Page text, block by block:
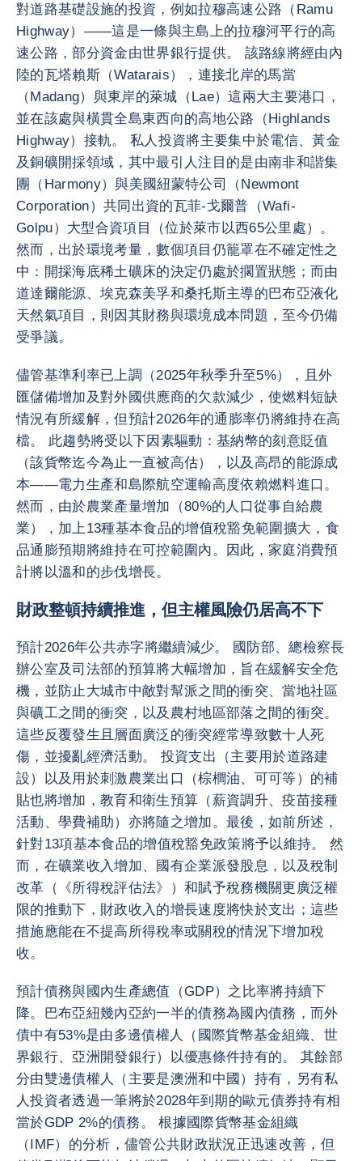
對道路基礎設施的投資，例如拉穆高速公路（Ramu
Highway）——這是一條與主島上的拉穆河平行的高
速公路，部分資金由世界銀行提供。 該路線將經由內
陸的瓦塔賴斯（Watarais），連接北岸的馬當
（Madang）與東岸的萊城（Lae）這兩大主要港口，
並在該處與橫貫全島東西向的高地公路（Highlands
Highway）接軌。 私人投資將主要集中於電信、黃金
及銅礦開採領域，其中最引人注目的是由南非和諧集
團（Harmony）與美國紐蒙特公司（Newmont
Corporation）共同出資的瓦菲-戈爾普（Wafi-
Golpu）大型合資項目（位於萊市以西65公里處）。
然而，出於環境考量，數個項目仍籠罩在不確定性之
中：開採海底稀土礦床的決定仍處於擱置狀態；而由
道達爾能源、埃克森美孚和桑托斯主導的巴布亞液化
天然氣項目，則因其財務與環境成本問題，至今仍備
受爭議。
儘管基準利率已上調（2025年秋季升至5%），且外
匯儲備增加及對外國供應商的欠款減少，使燃料短缺
情況有所緩解，但預計2026年的通膨率仍將維持在高
檔。 此趨勢將受以下因素驅動：基納幣的刻意貶值
（該貨幣迄今為止一直被高估），以及高昂的能源成
本——電力生產和島際航空運輸高度依賴燃料進口。
然而，由於農業產量增加（80%的人口從事自給農
業），加上13種基本食品的增值稅豁免範圍擴大，食
品通膨預期將維持在可控範圍內。因此，家庭消費預
計將以溫和的步伐增長。
財政整頓持續推進，但主權風險仍居高不下
預計2026年公共赤字將繼續減少。 國防部、總檢察長
辦公室及司法部的預算將大幅增加，旨在緩解安全危
機，並防止大城市中敵對幫派之間的衝突、當地社區
與礦工之間的衝突，以及農村地區部落之間的衝突。
這些反覆發生且層面廣泛的衝突經常導致數十人死
傷，並擾亂經濟活動。 投資支出（主要用於道路建
設）以及用於刺激農業出口（棕櫚油、可可等）的補
貼也將增加，教育和衛生預算（薪資調升、疫苗接種
活動、學費補助）亦將隨之增加。最後，如前所述，
針對13項基本食品的增值稅豁免政策將予以維持。 然
而，在礦業收入增加、國有企業派發股息，以及稅制
改革（《所得稅評估法》）和賦予稅務機關更廣泛權
限的推動下，財政收入的增長速度將快於支出；這些
措施應能在不提高所得稅率或關稅的情況下增加稅
收。
預計債務與國內生產總值（GDP）之比率將持續下
降。巴布亞紐幾內亞約一半的債務為國內債務，而外
債中有53%是由多邊債權人（國際貨幣基金組織、世
界銀行、亞洲開發銀行）以優惠條件持有的。 其餘部
分由雙邊債權人（主要是澳洲和中國）持有，另有私
人投資者透過一筆將於2028年到期的歐元債券持有相
當於GDP 2%的債務。 根據國際貨幣基金組織
（IMF）的分析，儘管公共財政狀況正迅速改善，但